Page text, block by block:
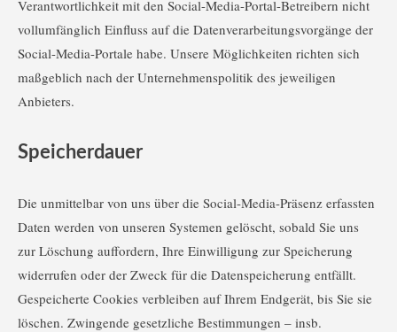
Verantwortlichkeit mit den Social-Media-Portal-Betreibern nicht
vollumfänglich Einfluss auf die Datenverarbeitungsvorgänge der
Social-Media-Portale habe. Unsere Möglichkeiten richten sich
maßgeblich nach der Unternehmenspolitik des jeweiligen
Anbieters.
Speicherdauer
Die unmittelbar von uns über die Social-Media-Präsenz erfassten
Daten werden von unseren Systemen gelöscht, sobald Sie uns
zur Löschung auffordern, Ihre Einwilligung zur Speicherung
widerrufen oder der Zweck für die Datenspeicherung entfällt.
Gespeicherte Cookies verbleiben auf Ihrem Endgerät, bis Sie sie
löschen. Zwingende gesetzliche Bestimmungen – insb.